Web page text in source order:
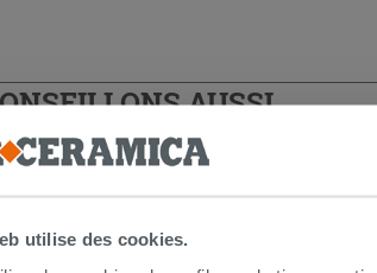
utilise des cookies.
AUSSI…